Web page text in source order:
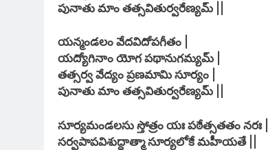
పునాతు మాం తత్సవితుర్వరేణ్యమ్ ||
యన్మండలం వేదవిదోపగీతం |
యద్యోగినాం యోగ పథానుగమ్యమ్ |
తత్సర్వ వేద్యం ప్రణమామి సూర్యం |
పునాతు మాం తత్సవితుర్వరేణ్యమ్ ||
సూర్యమండలసు స్తోత్రం యః పఠేత్సతతం నరః |
సర్వపాపవిశుద్ధాత్మా సూర్యలోకే మహీయతే ||